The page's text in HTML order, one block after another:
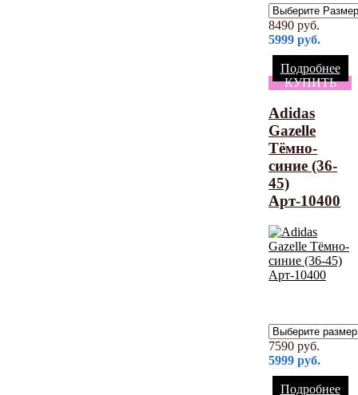
8490 руб.
5999 руб.
Подробнее
КУПИТЬ
Adidas
Gazelle
Тёмно-
синие (36-
45)
Арт-10400
7590 руб.
5999 руб.
Подробнее